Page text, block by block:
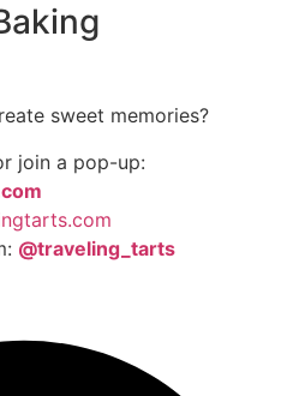
sweet memories?
join a pop-up:
@traveling_tarts